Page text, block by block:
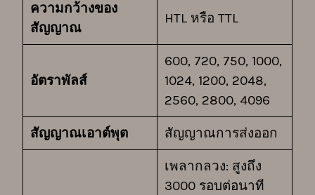
ความกว้างของ
สัญญาณ
HTL หรือ TTL
อัตราพัลส์
600, 720, 750, 1000,
1024, 1200, 2048,
2560, 2800, 4096
สัญญาณเอาต์พุต สัญญาณการส่งออก
เพลากลวง: สูงถึง
3000 รอบต่อนาที